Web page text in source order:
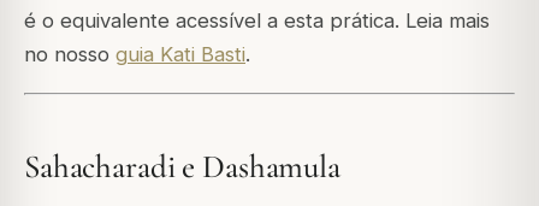
é o equivalente acessível a esta prática. Leia mais
no nosso guia Kati Basti.
Sahacharadi e Dashamula